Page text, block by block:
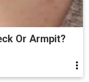
Or Armpit?